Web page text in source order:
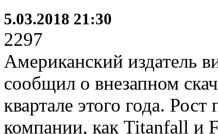
5.03.2018 21:30
2297
Американский издатель
сообщил о внезапном
квартале этого года.
компании, как Titanfall и